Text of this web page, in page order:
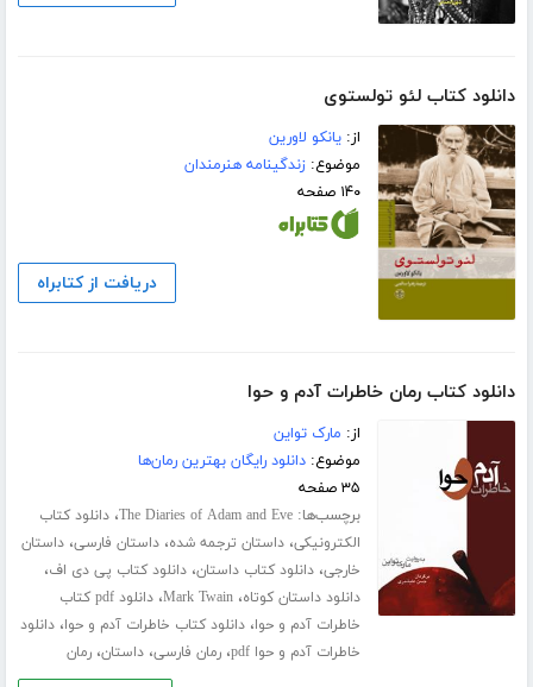
دانلود کتاب لئو تولستوی
از:یانکو لاورین
موضوع:زندگینامه هنرمندان
۱۴۰ صفحه
دریافت از کتابراه
دانلود کتاب رمان خاطرات آدم و حوا
از: مارک تواین
موضوع:دانلود رایگان بهترین رمان‌ها
۳۵ صفحه
برچسب‌ها:The Diaries of Adam and Eve،دانلود کتاب
الکترونیکی،داستان ترجمه شده،داستان فارسی،داستان
خارجی،دانلود کتاب داستان،دانلود کتاب پی دی اف،
دانلود داستان کوتاه،Mark Twain،
دانلود pdf کتاب
خاطرات آدم و حوا،دانلود کتاب خاطرات آدم و حوا،دانلود
خاطرات آدم و حوا pdf
،رمان فارسی،داستان،رمان